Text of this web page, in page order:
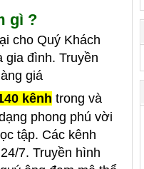
gì ?
cho Quý Khách
đình. Truyền
giá
kênh trong và
phong phú vời
tập. Các kênh
7. Truyền hình